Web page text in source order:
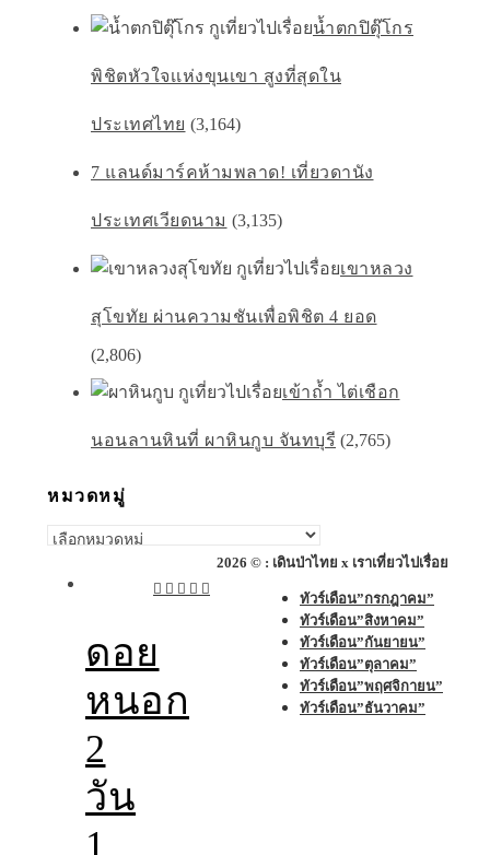
น้ำตกปิตุ๊โกร
พิชิตหัวใจเเห่งขุนเขา สูงที่สุดใน
ประเทศไทย (3,164)
7 แลนด์มาร์คห้ามพลาด! เที่ยวดานัง
ประเทศเวียดนาม (3,135)
เขาหลวง
สุโขทัย ผ่านความชันเพื่อพิชิต 4 ยอด
(2,806)
เข้าถ้ำ ไต่เชือก
นอนลานหินที่ ผาหินกูบ จันทบุรี (2,765)
หมวดหมู่
หมวด
ดอย
หนอก
2
วัน
1
2026 © : เดินป่าไทย x เราเที่ยวไปเรื่อย
ทัวร์เดือน”กรกฎาคม”
ทัวร์เดือน”สิงหาคม”
ทัวร์เดือน”กันยายน”
ทัวร์เดือน”ตุลาคม”
ทัวร์เดือน”พฤศจิกายน”
ทัวร์เดือน”ธันวาคม”